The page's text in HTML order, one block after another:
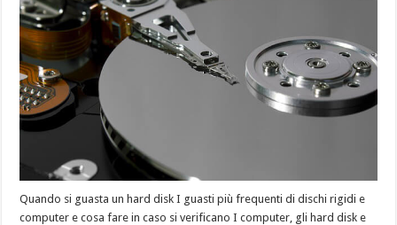
Quando si guasta un hard disk I guasti più frequenti di dischi rigidi e
computer e cosa fare in caso si verificano I computer, gli hard disk e